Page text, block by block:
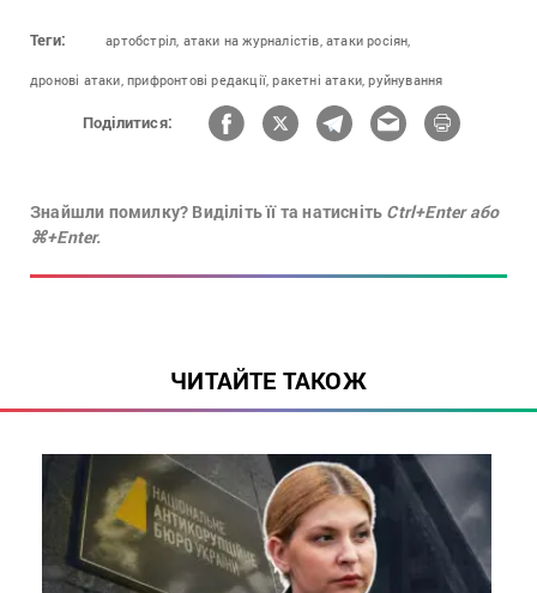
Теги: артобстріл, атаки на журналістів, атаки росіян,
дронові атаки, прифронтові редакції, ракетні атаки, руйнування
Поділитися:
Знайшли помилку? Виділіть її та натисніть Ctrl+Enter або
⌘+Enter.
ЧИТАЙТЕ ТАКОЖ